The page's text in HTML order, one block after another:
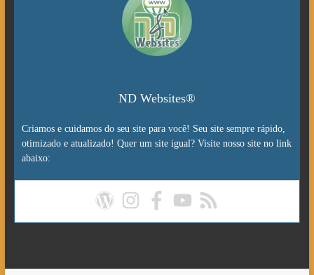
ND Websites®
Criamos e cuidamos do seu site para você! Seu site sempre rápido,
otimizado e atualizado! Quer um site igual? Visite nosso site no link
abaixo: